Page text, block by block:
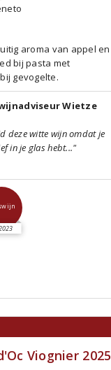
aroma van appel en
bij pasta met
gevogelte.
Wietze
deze witte wijn omdat je
in je glas hebt..."
Viognier 2025